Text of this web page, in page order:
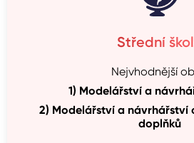
Střední
Nejvhodnější
1) Modelářství a
2) Modelářství a návrhářství
doplňků